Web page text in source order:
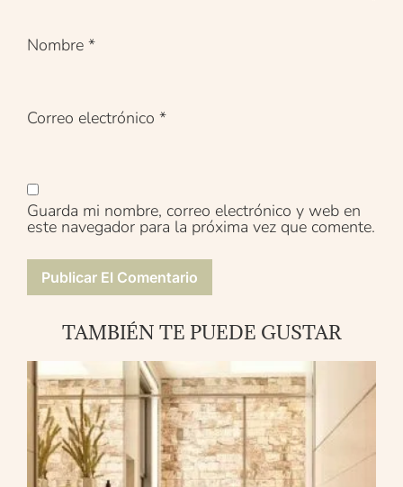
Nombre *
Correo electrónico *
Guarda mi nombre, correo electrónico y web en
este navegador para la próxima vez que comente.
TAMBIÉN TE PUEDE GUSTAR